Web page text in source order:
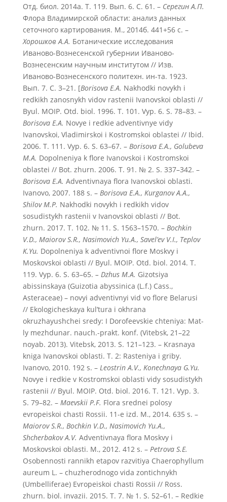
Отд. биол. 2014а. Т. 119. Вып. 6. С. 61. – Серегин А.П.
Флора Владимирской области: анализ данных
сеточного картирования. М., 2014б. 441+56 с. –
Хорошков А.А. Ботанические исследования
Иваново-Вознесенской губернии Иваново-
Вознесенским научным институтом // Изв.
Иваново-Вознесенского политехн. ин-та. 1923.
Вып. 7. С. 3–21. [Borisova E.A. Nakhodki novykh i
redkikh zanosnykh vidov rastenii Ivanovskoi oblasti //
Byul. MOIP. Otd. biol. 1996. T. 101. Vyp. 6. S. 78–83. –
Borisova E.A. Novye i redkie adventivnye vidy
Ivanovskoi, Vladimirskoi i Kostromskoi oblastei // Ibid.
2006. T. 111. Vyp. 6. S. 63–67. – Borisova E.A., Golubeva
M.A. Dopolneniya k flore Ivanovskoi i Kostromskoi
oblastei // Bot. zhurn. 2006. T. 91. № 2. S. 337–342. –
Borisova E.A. Adventivnaya flora Ivanovskoi oblasti.
Ivanovo, 2007. 188 s. – Borisova E.A., Kurganov A.A.,
Shilov M.P. Nakhodki novykh i redkikh vidov
sosudistykh rastenii v Ivanovskoi oblasti // Bot.
zhurn. 2017. T. 102. № 11. S. 1563–1570. – Bochkin
V.D., Maiorov S.R., Nasimovich Yu.A., Savel’ev V.I., Teplov
K.Yu. Dopolneniya k adventivnoi flore Moskvy i
Moskovskoi oblasti // Byul. MOIP. Otd. biol. 2014. T.
119. Vyp. 6. S. 63–65. – Dzhus M.A. Gizotsiya
abissinskaya (Guizotia abyssinica (L.f.) Cass.,
Asteraceae) – novyi adventivnyi vid vo flore Belarusi
// Ekologicheskaya kul’tura i okhrana
okruzhayushchei sredy: I Dorofeevskie chteniya: Mat-
ly mezhdunar. nauch.-prakt. konf. (Vitebsk, 21–22
noyab. 2013). Vitebsk, 2013. S. 121–123. – Krasnaya
kniga Ivanovskoi oblasti. T. 2: Rasteniya i griby.
Ivanovo, 2010. 192 s. – Leostrin A.V., Konechnaya G.Yu.
Novye i redkie v Kostromskoi oblasti vidy sosudistykh
rastenii // Byul. MOIP. Otd. biol. 2016. T. 121. Vyp. 3.
S. 79–82. – Maevskii P.F. Flora srednei polosy
evropeiskoi chasti Rossii. 11-e izd. M., 2014. 635 s. –
Maiorov S.R., Bochkin V.D., Nasimovich Yu.A.,
Shcherbakov A.V. Adventivnaya flora Moskvy i
Moskovskoi oblasti. M., 2012. 412 s. – Petrova S.E.
Osobennosti rannikh etapov razvitiya Chaerophyllum
aureum L. – chuzherodnogo vida zontichnykh
(Umbelliferae) Evropeiskoi chasti Rossii // Ross.
zhurn. biol. invazii. 2015. T. 7. № 1. S. 52–61. – Redkie